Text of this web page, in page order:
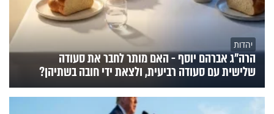
יהדות
הרה"ג אברהם יוסף - האם מותר לחבר את סעודה
שלישית עם סעודה רביעית, ולצאת ידי חובה בשתיהן?